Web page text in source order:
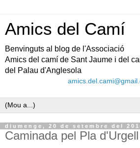
Amics del Camí
Benvinguts al blog de l'Associació
Amics del camí de Sant Jaume i del
del Palau d'Anglesola
diumenge, 20 de setembre del
Caminada pel Pla d'Urgell